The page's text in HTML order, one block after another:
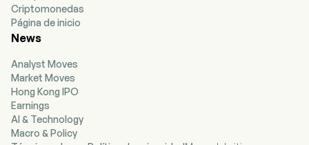
Criptomonedas
Página de inicio
News
Analyst Moves
Market Moves
Hong Kong IPO
Earnings
AI & Technology
Macro & Policy